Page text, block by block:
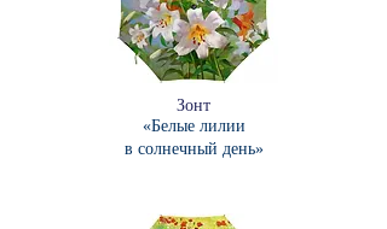
Зонт
«Белые лилии
в солнечный день»